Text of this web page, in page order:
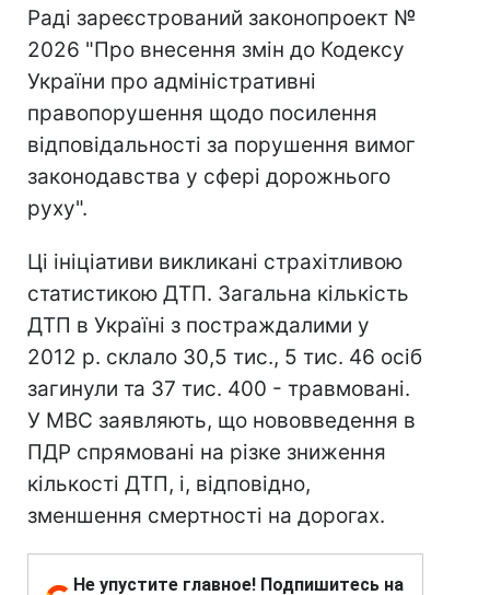
Раді зареєстрований законопроект №
2026 "Про внесення змін до Кодексу
України про адміністративні
правопорушення щодо посилення
відповідальності за порушення вимог
законодавства у сфері дорожнього
руху".
Ці ініціативи викликані страхітливою
статистикою ДТП. Загальна кількість
ДТП в Україні з постраждалими у
2012 р. склало 30,5 тис., 5 тис. 46 осіб
загинули та 37 тис. 400 - травмовані.
У МВС заявляють, що нововведення в
ПДР спрямовані на різке зниження
кількості ДТП, і, відповідно,
зменшення смертності на дорогах.
Не упустите главное! Подпишитесь на